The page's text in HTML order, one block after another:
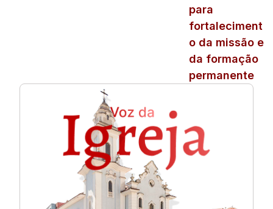
para
fortaleciment
o da missão e
da formação
permanente